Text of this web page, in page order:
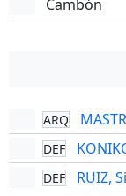
Cambón
ARQ
DEF
DEF RUIZ,